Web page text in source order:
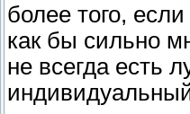
более того,
как бы сильно
не всегда есть